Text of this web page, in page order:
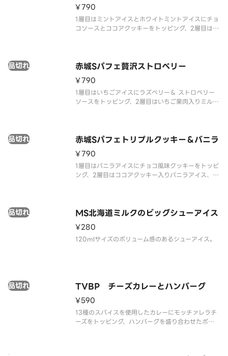
¥790
1層目はミントアイスとホワイトミントアイスにチョ
コソースとココアクッキーをトッピング、2層目はホ
赤城Sパフェ贅沢ストロベリー
品切れ
¥790
1層目はいちごアイスにラズベリー＆ ストロベリー
ソースをトッピング、2層目はいちご果肉入りミルク
赤城Sパフェトリプルクッキー＆バニラ
品切れ
¥790
1層目はバニラアイスにチョコ風味クッキーをトッピ
ング、2層目はココアクッキー入りバニラアイス、2
MS北海道ミルクのビッグシューアイス
品切れ
¥280
120mlサイズのボリューム感のあるシューアイス。
TVBP チーズカレーとハンバーグ
品切れ
¥590
13種のスパイスを使用したカレーにモッチァレラチ
ーズをトッピング、ハンバーグを盛り合わせたボリ